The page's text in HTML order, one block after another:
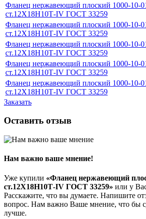
Фланец нержавеющий плоский 1000-10-
ст.12Х18Н10Т-IV ГОСТ 33259
Фланец нержавеющий плоский 1000-10-
ст.12Х18Н10Т-IV ГОСТ 33259
Фланец нержавеющий плоский 1000-10-
ст.12Х18Н10Т-IV ГОСТ 33259
Фланец нержавеющий плоский 1000-10-
ст.12Х18Н10Т-IV ГОСТ 33259
Фланец нержавеющий плоский 1000-10-
ст.12Х18Н10Т-IV ГОСТ 33259
Заказать
Оставить отзыв
Нам важно ваше мнение!
Уже купили «Фланец нержавеющий
ст.12Х18Н10Т-IV ГОСТ 33259» или у
Расскажите, что вы думаете. Напишите
вопрос. Нам важно Ваше мнение, что бы
лучше.